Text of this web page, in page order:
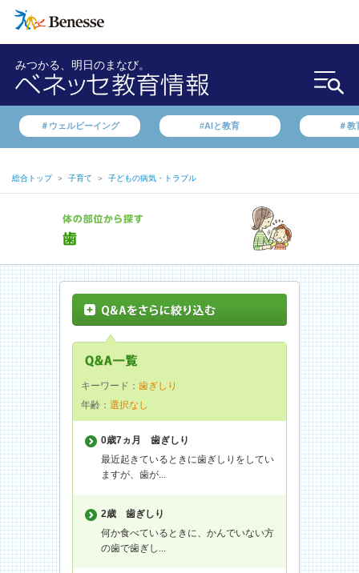
みつかる、明日のまなび。
＃ウェルビーイング #AIと教育 ＃教
総合トップ ＞ 子育て ＞ 子どもの病気・トラブル
キーワード： 歯ぎしり
年齢： 選択なし
0歳7ヵ月
歯ぎしり
最近起きているときに歯ぎしりをしてい
ますが、歯が...
2歳
歯ぎしり
何か食べているときに、かんでいない方
の歯で歯ぎし...